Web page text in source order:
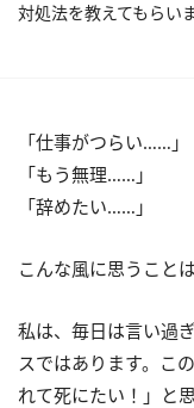
対処法を教えてもらい
「仕事がつらい……」
「もう無理……」
「辞めたい……」
こんな風に思うこと
私は、毎日は言い過
スではあります。こ
れて死にたい！」と